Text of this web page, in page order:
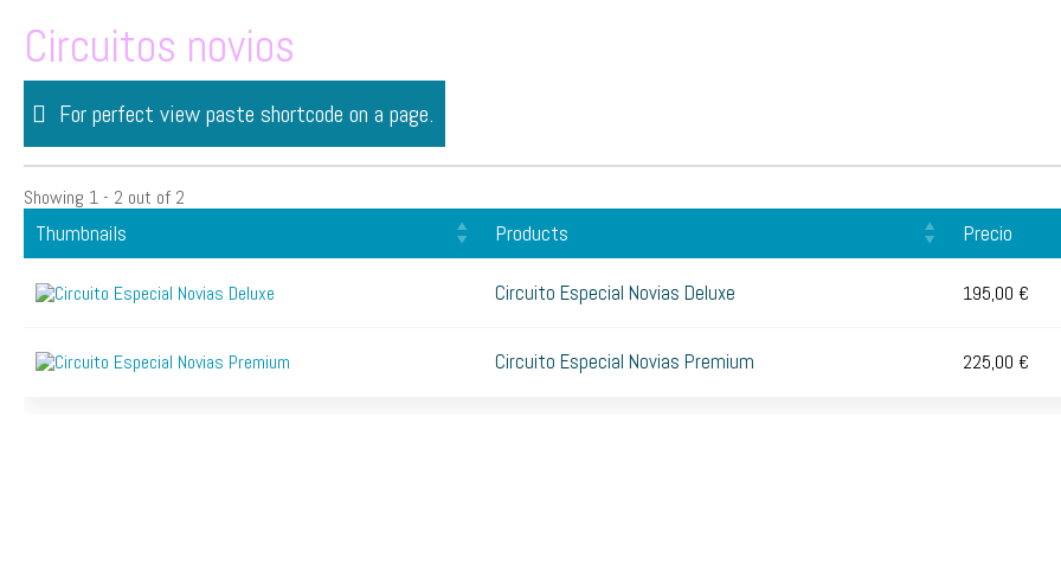
content
Circuitos novios
For perfect view paste shortcode on a page.
Showing 1 - 2 out of 2
Thumbnails Products Precio
Circuito Especial Novias Deluxe 195,00 €
Circuito Especial Novias Premium 225,00 €